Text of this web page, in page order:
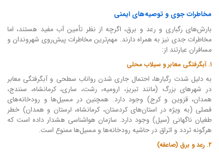
مخاطرات جوی و توصیه‌های ایمنی
بارش‌های رگباری و رعد و برق، اگرچه از نظر تأمین آب مفید هستند، اما
مخاطرات جدی نیز به همراه دارند. مهم‌ترین مخاطرات پیش‌روی شهروندان و
مسافران عبارتند از:
۱. آبگرفتگی معابر و سیلاب محلی
به دلیل شدت رگبارها، احتمال جاری شدن رواناب سطحی و آبگرفتگی معابر
در شهرهای بزرگ (مانند تبریز، ارومیه، رشت، ساری، کرمانشاه، سنندج،
همدان، قزوین و کرج) وجود دارد. همچنین در مسیل‌ها و رودخانه‌های
فصلی (به ویژه در استان‌های کردستان، کرمانشاه، لرستان و همدان) خطر
طغیان ناگهانی (سیل) وجود دارد. سازمان هواشناسی هشدار داده است که
هرگونه تردد و اتراق در حاشیه رودخانه‌ها و مسیل‌ها ممنوع است.
۲. رعد و برق (صاعقه)